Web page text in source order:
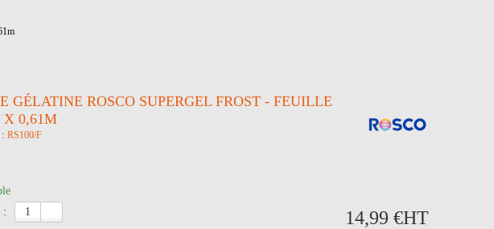
GÉLATINE ROSCO SUPERGEL FROST - FEUILLE
X 0,61M
: RS100/F
:
14,99 €HT